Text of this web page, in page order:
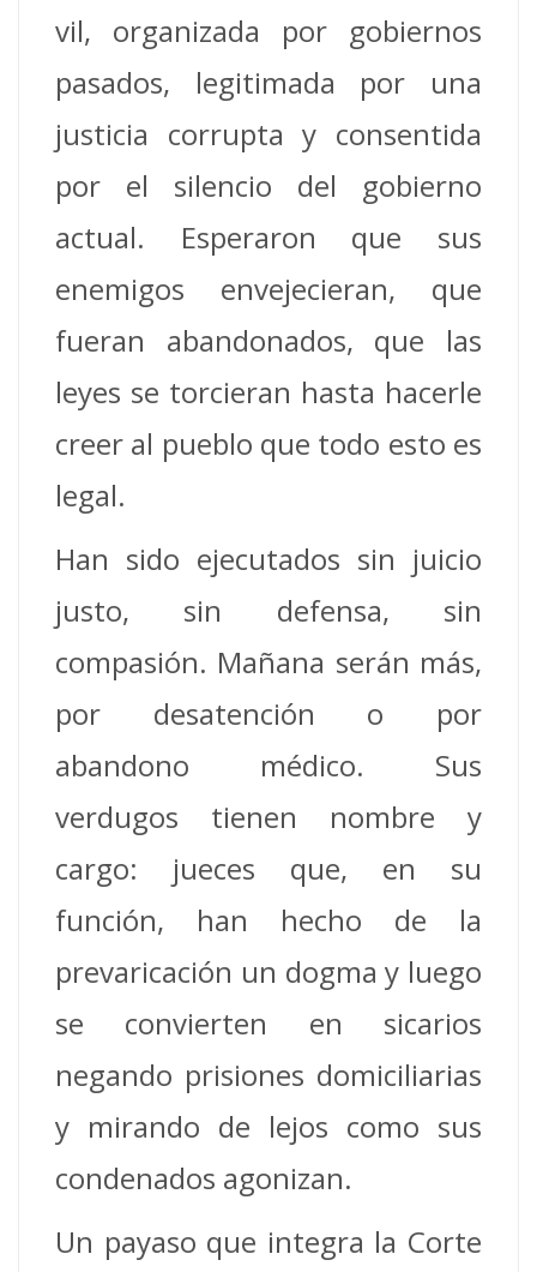
vil, organizada por gobiernos
pasados, legitimada por una
justicia corrupta y consentida
por el silencio del gobierno
actual. Esperaron que sus
enemigos envejecieran, que
fueran abandonados, que las
leyes se torcieran hasta hacerle
creer al pueblo que todo esto es
legal.
Han sido ejecutados sin juicio
justo, sin defensa, sin
compasión. Mañana serán más,
por desatención o por
abandono médico. Sus
verdugos tienen nombre y
cargo: jueces que, en su
función, han hecho de la
prevaricación un dogma y luego
se convierten en sicarios
negando prisiones domiciliarias
y mirando de lejos como sus
condenados agonizan.
Un payaso que integra la Corte